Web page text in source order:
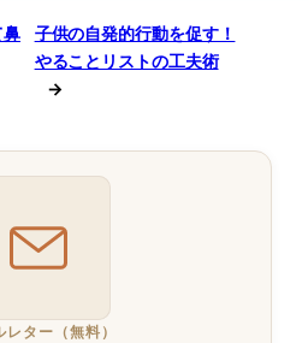
鼻
子供の自発的行動を促す！
やることリストの工夫術
→
レター（無料）